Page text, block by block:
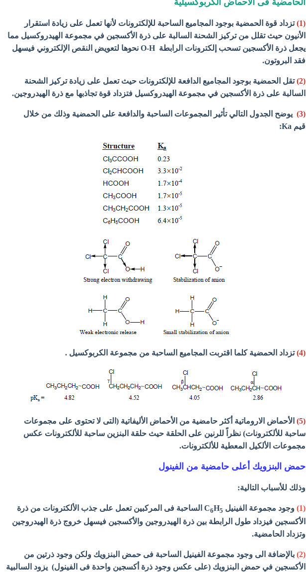
الحامضية فى الأحماض الكربوكسيلية
(1)
تزداد قوة الحمضية بوجود المجاميع الساحبة للإلكترونات لأنها تعمل على زيادة استقرار
الأنيون حيث تقلل من تركيز الشحنة السالبة على ذرة الأكسجين في مجموعة الهيدروكسيل مما
يجعل ذرة الأكسجين تسحب إلكترونات الرابطة O-H نحوها لتعويض النقص الإلكتروني فيسهل
فقد البروتون.
(2)
تقل الحمضية بوجود المجاميع الدافعة للإلكترونات حيث تعمل على زيادة تركيز الشحنة
السالبة على ذرة الأكسجين في مجموعة الهيدروكسيل فتزداد قوة تجاذبها مع ذرة الهيدروجين.
(3)
يوضح الجدول التالي تأثير المجموعات الساحبة والدافعة على الحمضية وذلك من خلال
قيم Ka:
(4) تزداد الحمضية كلما اقتربت المجاميع الساحبة من مجموعة الكربوكسيل .
(5)
الأحماض الاروماتية أكثر حامضية من الأحماض الأليفاتية (التى لا تحتوى على مجموعات
ساحبة للألكترونات) نظراً للرنين على الحلقة حيث حلقة البنزين ساحبة للألكترونات عكس
مجموعات الألكيل المعطية للألكترونات.
حمض البنزويك أعلى حامضية من الفينول
وذلك للأسباب التالية:
(1) وجود مجموعة الفينيل C 6H5
الساحبة فى المركبين تعمل على جذب الألكترونات من ذرة
الأكسجين فيزداد طول الرابطة بين ذرة الهيدروجين والأكسجين فيسهل خروج ذرة الهيدروجين
وتزداد الحامضية.
(2)
بالإضافة الى وجود مجموعة الفينيل الساحبة فى حمض البنزويك ولكن وجود ذرتين من
الأكسجين في حمض البنزويك (على عكس وجود ذرة أكسجين واحدة فى الفينول) يزود السالبية